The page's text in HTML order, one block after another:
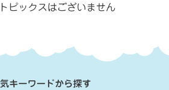
ピックスはございません
キーワードから探す